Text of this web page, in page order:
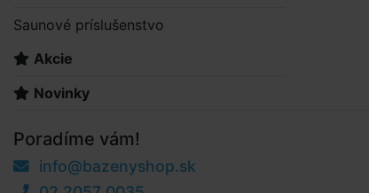
Saunové príslušenstvo
Akcie
Novinky
Poradíme vám!
info@bazenyshop.sk